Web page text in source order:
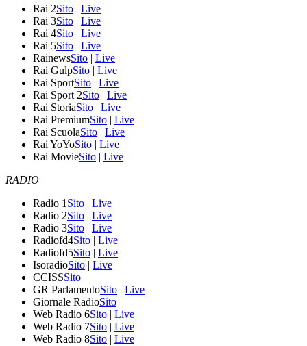
Rai 2Sito | Live
Rai 3Sito | Live
Rai 4Sito | Live
Rai 5Sito | Live
RainewsSito | Live
Rai GulpSito | Live
Rai SportSito | Live
Rai Sport 2Sito | Live
Rai StoriaSito | Live
Rai PremiumSito | Live
Rai ScuolaSito | Live
Rai YoYoSito | Live
Rai MovieSito | Live
RADIO
Radio 1 Sito | Live
Radio 2Sito | Live
Radio 3Sito | Live
Radiofd4Sito | Live
Radiofd5Sito | Live
IsoradioSito | Live
CCISSSito
GR ParlamentoSito | Live
Giornale RadioSito
Web Radio 6Sito | Live
Web Radio 7Sito | Live
Web Radio 8Sito | Live